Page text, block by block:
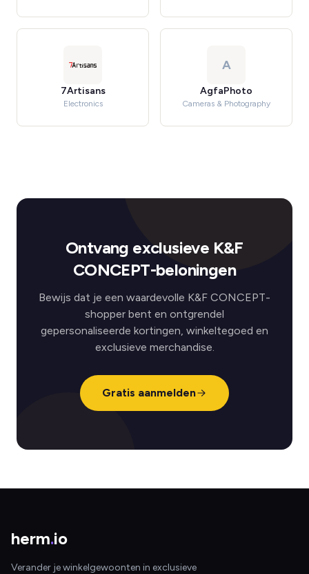
7Artisans
Electronics
A
AgfaPhoto
Cameras & Photography
Ontvang exclusieve K&F
CONCEPT-beloningen
Bewijs dat je een waardevolle K&F CONCEPT-
shopper bent en ontgrendel
gepersonaliseerde kortingen, winkeltegoed en
exclusieve merchandise.
Gratis aanmelden
herm.io
Verander je winkelgewoonten in exclusieve